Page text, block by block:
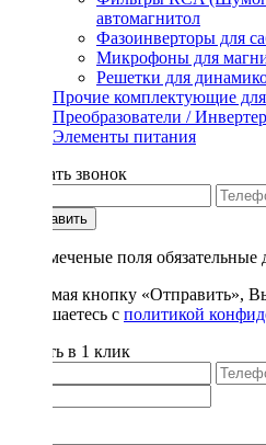
автомагнитол
Фазоинверторы для
Микрофоны для
Решетки для
Прочие комплектующие
Преобразователи /
Элементы питания
Заказать звонок
Отправить
* - отмеченые поля обязательные
Нажимая кнопку «Отправить»,
соглашаетесь с политикой
Купить в 1 клик